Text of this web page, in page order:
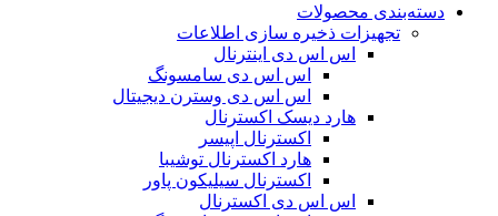
دسته‌بندی محصولات
تجهیزات ذخیره سازی اطلاعات
اس اس دی اینترنال
اس اس دی سامسونگ
اس اس دی وسترن دیجیتال
هارد دیسک اکسترنال
اکسترنال اپیسر
هارد اکسترنال توشیبا
اکسترنال سیلیکون پاور
اس اس دی اکسترنال